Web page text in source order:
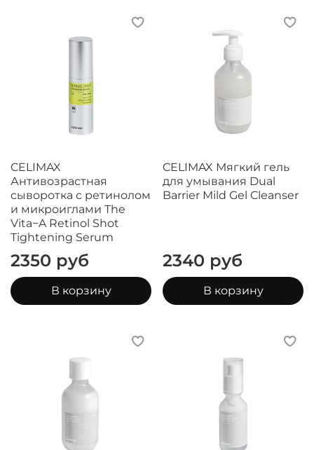
CELIMAX
Антивозрастная
сыворотка с ретинолом
и микроиглами The
Vita−A Retinol Shot
Tightening Serum
2350 руб
В корзину
CELIMAX Мягкий гель
для умывания Dual
Barrier Mild Gel Cleanser
2340 руб
В корзину